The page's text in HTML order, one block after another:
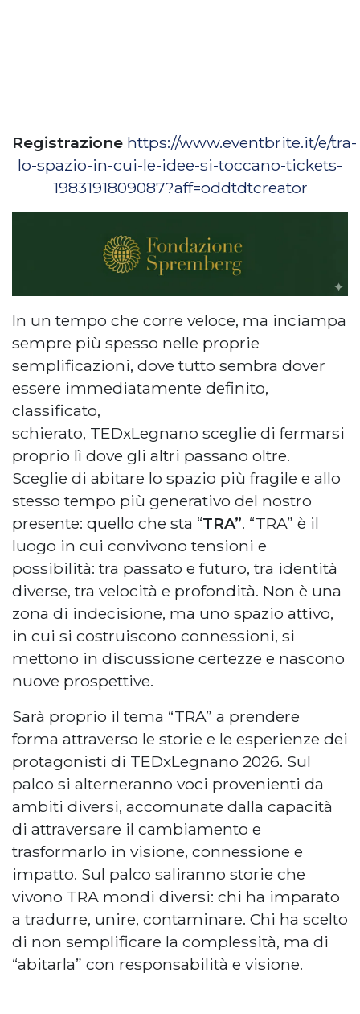
Registrazione https://www.eventbrite.it/e/tra-
lo-spazio-in-cui-le-idee-si-toccano-tickets-
1983191809087?aff=oddtdtcreator
In un tempo che corre veloce, ma inciampa
sempre più spesso nelle proprie
semplificazioni, dove tutto sembra dover
essere immediatamente definito,
classificato,
schierato, TEDxLegnano sceglie di fermarsi
proprio lì dove gli altri passano oltre.
Sceglie di abitare lo spazio più fragile e allo
stesso tempo più generativo del nostro
presente: quello che sta “TRA”. “TRA” è il
luogo in cui convivono tensioni e
possibilità: tra passato e futuro, tra identità
diverse, tra velocità e profondità. Non è una
zona di indecisione, ma uno spazio attivo,
in cui si costruiscono connessioni, si
mettono in discussione certezze e nascono
nuove prospettive.
Sarà proprio il tema “TRA” a prendere
forma attraverso le storie e le esperienze dei
protagonisti di TEDxLegnano 2026. Sul
palco si alterneranno voci provenienti da
ambiti diversi, accomunate dalla capacità
di attraversare il cambiamento e
trasformarlo in visione, connessione e
impatto. Sul palco saliranno storie che
vivono TRA mondi diversi: chi ha imparato
a tradurre, unire, contaminare. Chi ha scelto
di non semplificare la complessità, ma di
“abitarla” con responsabilità e visione.